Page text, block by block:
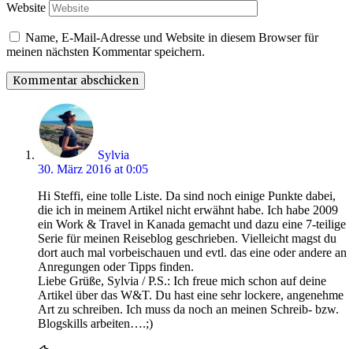
Website
Name, E-Mail-Adresse und Website in diesem Browser für
meinen nächsten Kommentar speichern.
Sylvia
30. März 2016 at 0:05
Hi Steffi, eine tolle Liste. Da sind noch einige Punkte dabei,
die ich in meinem Artikel nicht erwähnt habe. Ich habe 2009
ein Work & Travel in Kanada gemacht und dazu eine 7-teilige
Serie für meinen Reiseblog geschrieben. Vielleicht magst du
dort auch mal vorbeischauen und evtl. das eine oder andere an
Anregungen oder Tipps finden.
Liebe Grüße, Sylvia / P.S.: Ich freue mich schon auf deine
Artikel über das W&T. Du hast eine sehr lockere, angenehme
Art zu schreiben. Ich muss da noch an meinen Schreib- bzw.
Blogskills arbeiten….;)